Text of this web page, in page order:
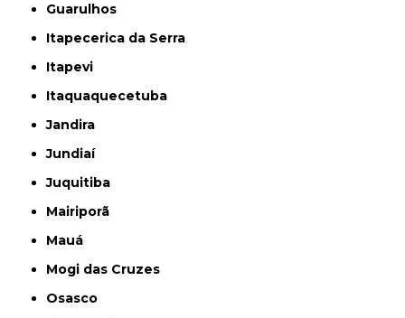
Guarulhos
Itapecerica da Serra
Itapevi
Itaquaquecetuba
Jandira
Jundiaí
Juquitiba
Mairiporã
Mauá
Mogi das Cruzes
Osasco